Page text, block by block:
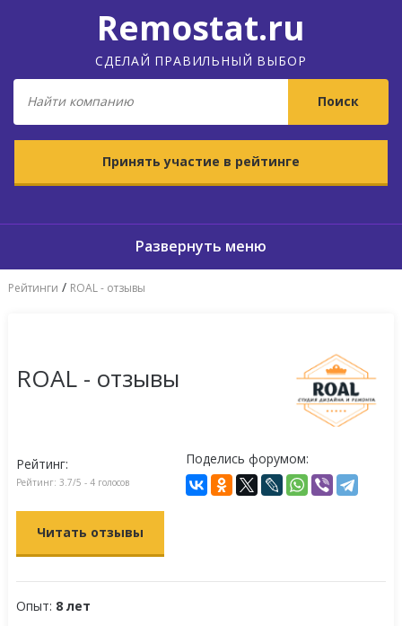
Remostat.ru
СДЕЛАЙ ПРАВИЛЬНЫЙ ВЫБОР
Принять участие в рейтинге
Рейтинги / ROAL - отзывы
ROAL - отзывы
Рейтинг:
Рейтинг: 3.7/5 - 4голосов
Поделись форумом:
Читать отзывы
Опыт: 8 лет